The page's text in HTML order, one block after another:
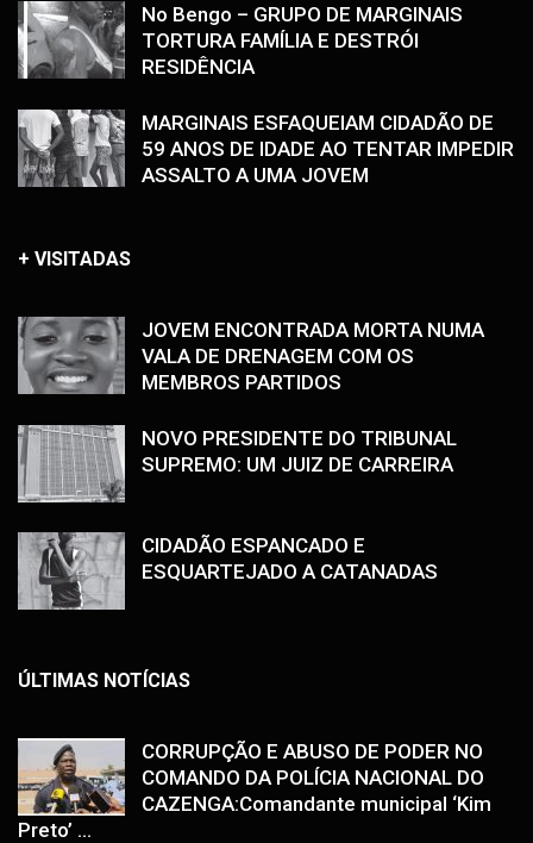
No Bengo – GRUPO DE MARGINAIS
TORTURA FAMÍLIA E DESTRÓI
RESIDÊNCIA
MARGINAIS ESFAQUEIAM CIDADÃO DE
59 ANOS DE IDADE AO TENTAR IMPEDIR
ASSALTO A UMA JOVEM
+ VISITADAS
JOVEM ENCONTRADA MORTA NUMA
VALA DE DRENAGEM COM OS
MEMBROS PARTIDOS
NOVO PRESIDENTE DO TRIBUNAL
SUPREMO: UM JUIZ DE CARREIRA
CIDADÃO ESPANCADO E
ESQUARTEJADO A CATANADAS
ÚLTIMAS NOTÍCIAS
CORRUPÇÃO E ABUSO DE PODER NO
COMANDO DA POLÍCIA NACIONAL DO
CAZENGA:Comandante municipal ‘Kim
Preto’ ...